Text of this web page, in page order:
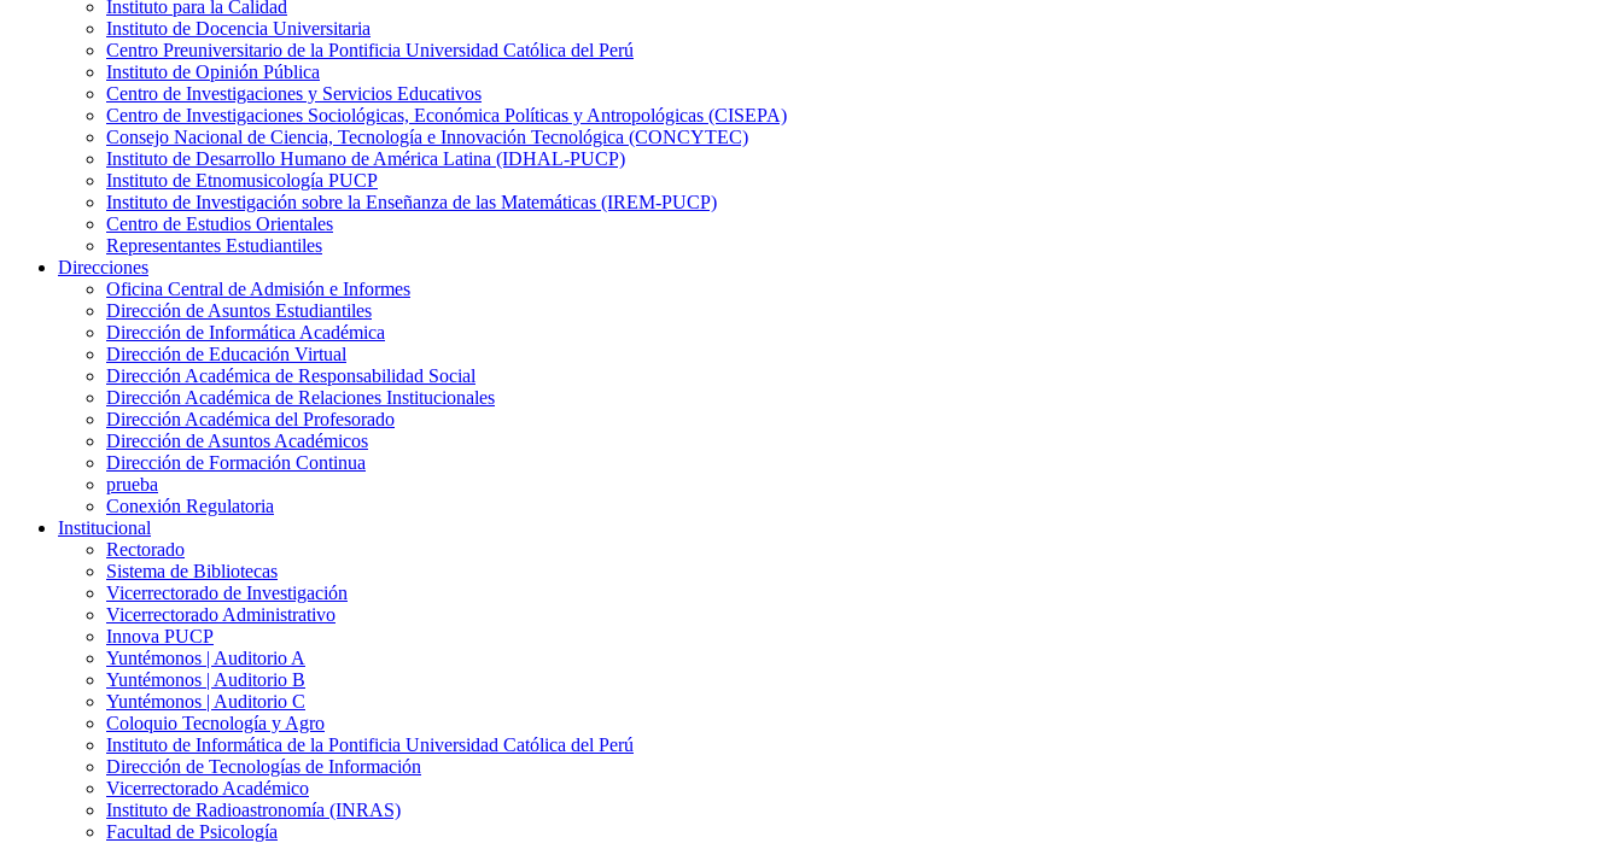
Instituto para la Calidad
Instituto de Docencia Universitaria
Centro Preuniversitario de la Pontificia Universidad Católica del Perú
Instituto de Opinión Pública
Centro de Investigaciones y Servicios Educativos
Centro de Investigaciones Sociológicas, Económica Políticas y Antropológicas (CISEPA)
Consejo Nacional de Ciencia, Tecnología e Innovación Tecnológica (CONCYTEC)
Instituto de Desarrollo Humano de América Latina (IDHAL-PUCP)
Instituto de Etnomusicología PUCP
Instituto de Investigación sobre la Enseñanza de las Matemáticas (IREM-PUCP)
Centro de Estudios Orientales
Representantes Estudiantiles
Direcciones
Oficina Central de Admisión e Informes
Dirección de Asuntos Estudiantiles
Dirección de Informática Académica
Dirección de Educación Virtual
Dirección Académica de Responsabilidad Social
Dirección Académica de Relaciones Institucionales
Dirección Académica del Profesorado
Dirección de Asuntos Académicos
Dirección de Formación Continua
prueba
Conexión Regulatoria
Institucional
Rectorado
Sistema de Bibliotecas
Vicerrectorado de Investigación
Vicerrectorado Administrativo
Innova PUCP
Yuntémonos | Auditorio A
Yuntémonos | Auditorio B
Yuntémonos | Auditorio C
Coloquio Tecnología y Agro
Instituto de Informática de la Pontificia Universidad Católica del Perú
Dirección de Tecnologías de Información
Vicerrectorado Académico
Instituto de Radioastronomía (INRAS)
Facultad de Psicología